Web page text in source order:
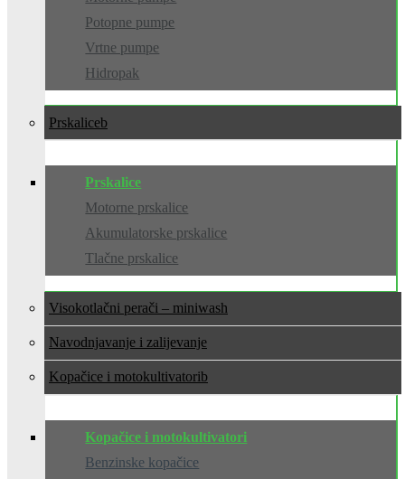
Potopne pumpe
Vrtne pumpe
Hidropak
Prskalice
Prskalice
Motorne prskalice
Akumulatorske prskalice
Tlačne prskalice
Visokotlačni perači – miniwash
Navodnjavanje i zalijevanje
Kopačice i motokultivatori
Kopačice i motokultivatori
Benzinske kopačice